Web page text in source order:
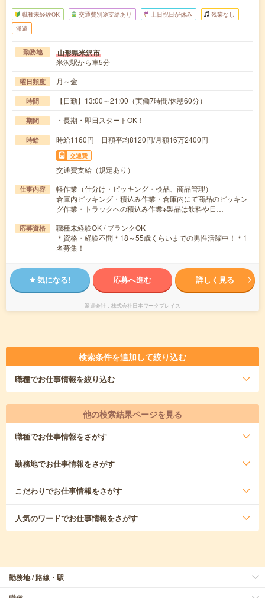
職種未経験OK 交通費別途支給あり 土日祝日が休み 残業なし
派遣
勤務地 山形県米沢市
米沢駅から車5分
曜日頻度 月～金
時間 【日勤】13:00～21:00（実働7時間/休憩60分）
期間 ・長期・即日スタートOK！
時給 時給1160円 日額平均8120円/月額16万2400円
交通費
交通費支給（規定あり）
仕事内容
軽作業（仕分け・ピッキング・検品、商品管理）
倉庫内ピッキング・積込み作業・倉庫内にて商品のピッキン
グ作業・トラックへの積込み作業※製品は飲料や日…
応募資格
職種未経験OK / ブランクOK
＊資格・経験不問＊18～55歳くらいまでの男性活躍中！＊1
名募集！
気になる! 応募へ進む 詳しく見る
派遣会社 株式会社日本ワークプレイス
検索条件を追加して絞り込む
職種でお仕事情報を絞り込む
他の検索結果ページを見る
職種でお仕事情報をさがす
勤務地でお仕事情報をさがす
こだわりでお仕事情報をさがす
人気のワードでお仕事情報をさがす
勤務地 / 路線・駅